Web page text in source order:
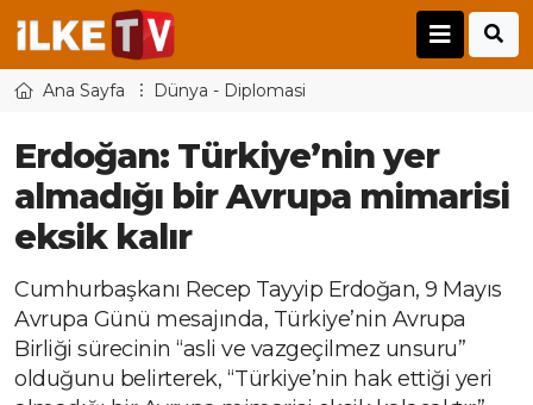
Ana Sayfa Dünya - Diplomasi
Erdoğan: Türkiye’nin yer
almadığı bir Avrupa mimarisi
eksik kalır
Cumhurbaşkanı Recep Tayyip Erdoğan, 9 Mayıs
Avrupa Günü mesajında, Türkiye’nin Avrupa
Birliği sürecinin “asli ve vazgeçilmez unsuru”
olduğunu belirterek, “Türkiye’nin hak ettiği yeri